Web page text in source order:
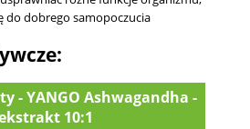
do dobrego samopoczucia
- YANGO Ashwagandha -
10:1